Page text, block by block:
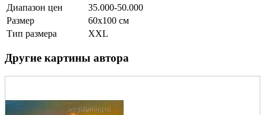
Диапазон цен
35.000-50.000
Размер
60х100 см
Тип размера
XXL
Другие картины автора